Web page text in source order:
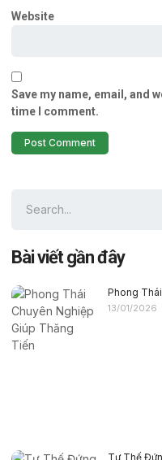
Website
Save my name, email, and
time I comment.
Bài viết gần đây
Phong
13/01/2026
Tư Thế